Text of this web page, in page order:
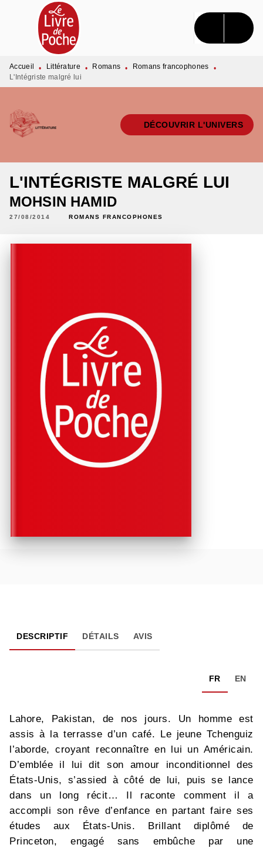
MENU RECHERCHE CONTENU
PIED DE PAGE
Accueil • Littérature • Romans • Romans francophones
•
L'Intégriste malgré lui
DÉCOUVRIR L'UNIVERS
L'INTÉGRISTE MALGRÉ LUI
MOHSIN HAMID
27/08/2014 ROMANS FRANCOPHONES
DESCRIPTIF DÉTAILS AVIS
FR EN
Lahore, Pakistan, de nos jours. Un homme est
assis à la terrasse d’un café. Le jeune Tchenguiz
l’aborde, croyant reconnaître en lui un Américain.
D’emblée il lui dit son amour inconditionnel des
États-Unis, s’assied à côté de lui, puis se lance
dans un long récit… Il raconte comment il a
accompli son rêve d’enfance en partant faire ses
études aux États-Unis. Brillant diplômé de
Princeton, engagé sans embûche par une